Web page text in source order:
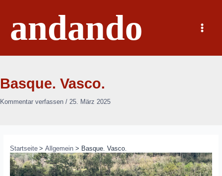
springenandando
Main
Menu
Basque. Vasco.
Kommentar verfassen / 25. März 2025
Startseite Allgemein Basque. Vasco.